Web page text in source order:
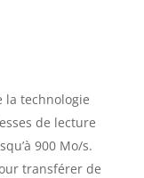
la technologie
de lecture
900 Mo/s.
transférer de